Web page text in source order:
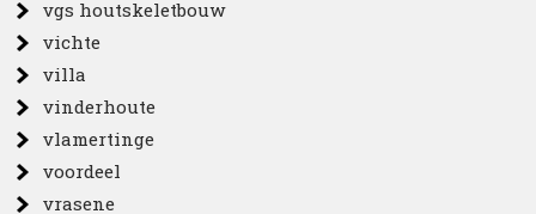
vgs houtskeletbouw
vichte
villa
vinderhoute
vlamertinge
voordeel
vrasene